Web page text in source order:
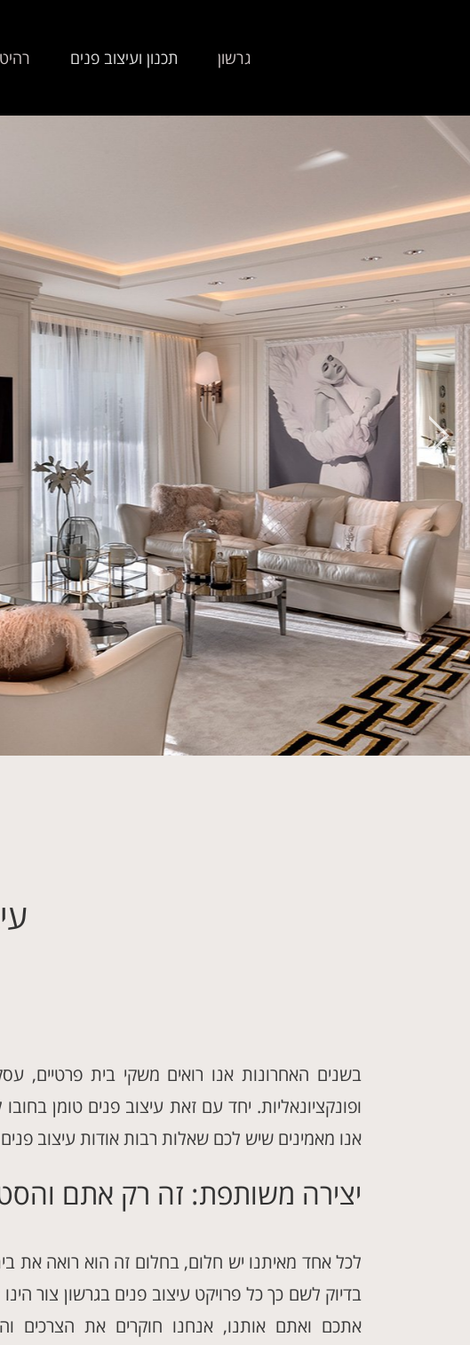
גרשון תכנון ועיצוב פנים
בשנים האחרונות אנו רואים משקי בית פרטיים,
ופונקציונאליות. יחד עם זאת עיצוב פנים טומן
אנו מאמינים שיש לכם שאלות רבות אודות עיצוב
יצירה משותפת: זה רק אתם
לכל אחד מאיתנו יש חלום, בחלום זה הוא רואה את
בדיוק לשם כך כל פרויקט עיצוב פנים בגרשון צור
אתכם ואתם אותנו, אנחנו חוקרים את הצרכים